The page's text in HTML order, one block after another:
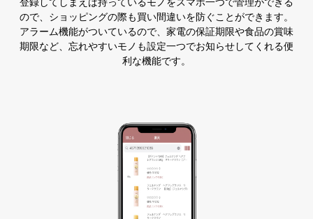
ので、ショッピングの際も買い間違いを防ぐことができます。
アラーム機能がついているので、家電の保証期限や食品の賞味
期限など、忘れやすいモノも設定一つでお知らせしてくれる便
利な機能です。